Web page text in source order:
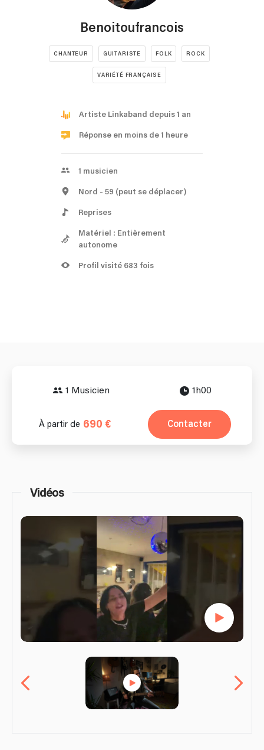
Benoitoufrancois
CHANTEUR GUITARISTE FOLK ROCK
VARIÉTÉ FRANÇAISE
Artiste Linkaband depuis 1 an
Réponse en moins de 1 heure
1 musicien
Nord - 59 (peut se déplacer)
Reprises
Matériel : Entièrement
autonome
Profil visité 683 fois
1 Musicien 1h00
À partir de 690 € Contacter
Vidéos